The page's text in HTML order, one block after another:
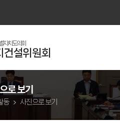
자치도의회
건설위원회
로 보기
동 사진으로 보기